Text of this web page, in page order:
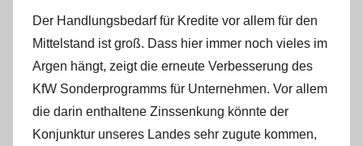
n
C
h
r
i
s
Der Handlungsbedarf für Kredite vor allem für den
Mittelstand ist groß. Dass hier immer noch vieles im
Argen hängt, zeigt die erneute Verbesserung des
KfW Sonderprogramms für Unternehmen. Vor allem
die darin enthaltene Zinssenkung könnte der
Konjunktur unseres Landes sehr zugute kommen,